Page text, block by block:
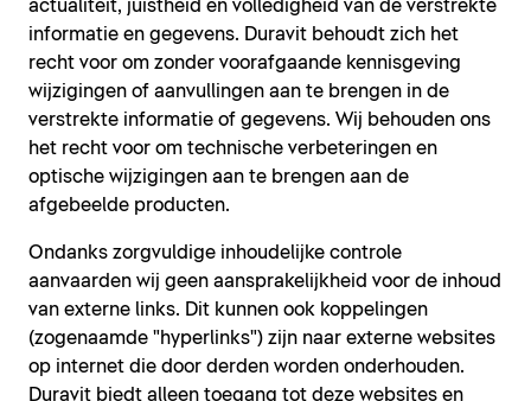
actualiteit, juistheid en volledigheid van de verstrekte
informatie en gegevens. Duravit behoudt zich het
recht voor om zonder voorafgaande kennisgeving
wijzigingen of aanvullingen aan te brengen in de
verstrekte informatie of gegevens. Wij behouden ons
het recht voor om technische verbeteringen en
optische wijzigingen aan te brengen aan de
afgebeelde producten.
Ondanks zorgvuldige inhoudelijke controle
aanvaarden wij geen aansprakelijkheid voor de inhoud
van externe links. Dit kunnen ook koppelingen
(zogenaamde "hyperlinks") zijn naar externe websites
op internet die door derden worden onderhouden.
Duravit biedt alleen toegang tot deze websites en